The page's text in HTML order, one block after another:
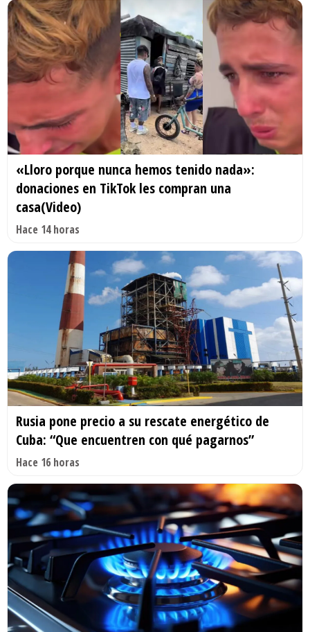
«Lloro porque nunca hemos tenido nada»:
donaciones en TikTok les compran una
casa(Video)
Hace 14 horas
Rusia pone precio a su rescate energético de
Cuba: “Que encuentren con qué pagarnos”
Hace 16 horas